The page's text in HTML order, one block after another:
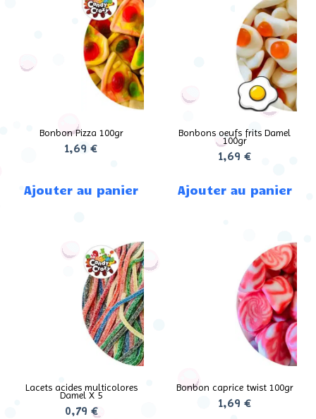
Bonbon Pizza 100gr
1,69€
Ajouter au panier
Bonbons oeufs frits Damel
100gr
1,69 €
Ajouter au panier
Lacets acides multicolores
Damel X 5
0,79 €
Bonbon caprice twist 100gr
1,69 €